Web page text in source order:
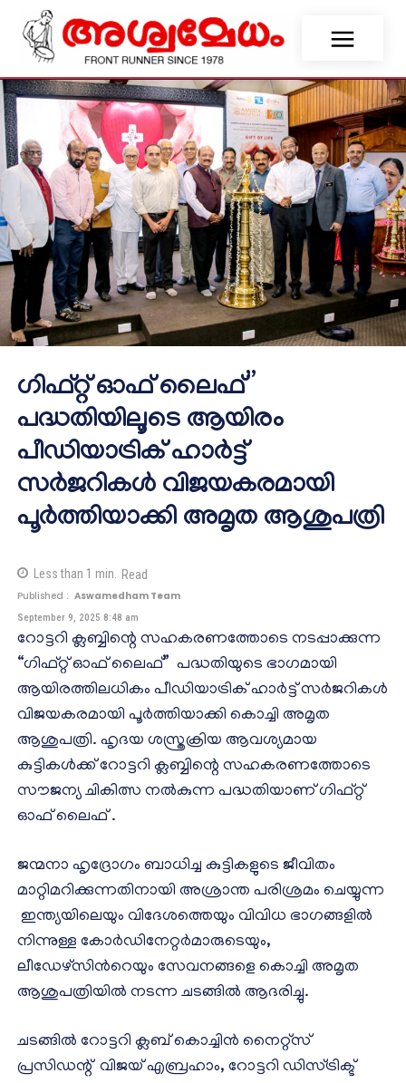
ഗിഫ്റ്റ് ഓഫ് ലൈഫ്”
പദ്ധതിയിലൂടെ ആയിരം
പീഡിയാട്രിക് ഹാർട്ട്
സർജറികൾ വിജയകരമായി
പൂർത്തിയാക്കി അമൃത ആശുപത്രി
Less than 1 min. Read
Published : Aswamedham Team
September 9, 2025 8:48 am
റോട്ടറി ക്ലബ്ബിന്റെ സഹകരണത്തോടെ നടപ്പാക്കുന്ന
“ഗിഫ്റ്റ് ഓഫ് ലൈഫ്” പദ്ധതിയുടെ ഭാഗമായി
ആയിരത്തിലധികം പീഡിയാട്രിക് ഹാർട്ട് സർജറികൾ
വിജയകരമായി പൂർത്തിയാക്കി കൊച്ചി അമൃത
ആശുപത്രി. ഹൃദയ ശസ്ത്രക്രിയ ആവശ്യമായ
കുട്ടികൾക്ക് റോട്ടറി ക്ലബ്ബിന്റെ സഹകരണത്തോടെ
സൗജന്യ ചികിത്സ നൽകുന്ന പദ്ധതിയാണ് ഗിഫ്റ്റ്
ഓഫ് ലൈഫ് .
ജന്മനാ ഹൃദ്രോഗം ബാധിച്ച കുട്ടികളുടെ ജീവിതം
മാറ്റിമറിക്കുന്നതിനായി അശ്രാന്ത പരിശ്രമം ചെയ്യുന്ന
ഇന്ത്യയിലെയും വിദേശത്തെയും വിവിധ ഭാഗങ്ങളിൽ
നിന്നുള്ള കോർഡിനേറ്റർമാരുടെയും,
ലീഡേഴ്സിൻറെയും സേവനങ്ങളെ കൊച്ചി അമൃത
ആശുപത്രിയിൽ നടന്ന ചടങ്ങിൽ ആദരിച്ചു.
ചടങ്ങിൽ റോട്ടറി ക്ലബ് കൊച്ചിൻ നൈറ്റ്സ്
പ്രസിഡന്റ് വിജയ് എബ്രഹാം, റോട്ടറി ഡിസ്ട്രിക്ട്